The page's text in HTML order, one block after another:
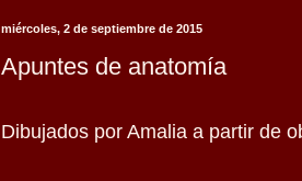
miércoles, 2 de septiembre de 2015
Apuntes de anatomía
Dibujados por Amalia a partir de